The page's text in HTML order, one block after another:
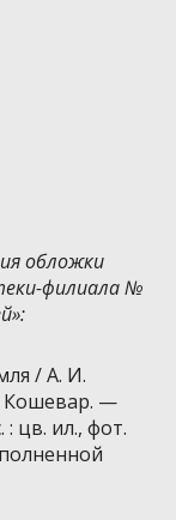
обложки
филиала №
/ А. И.
Кошевар. —
цв. ил., фот.